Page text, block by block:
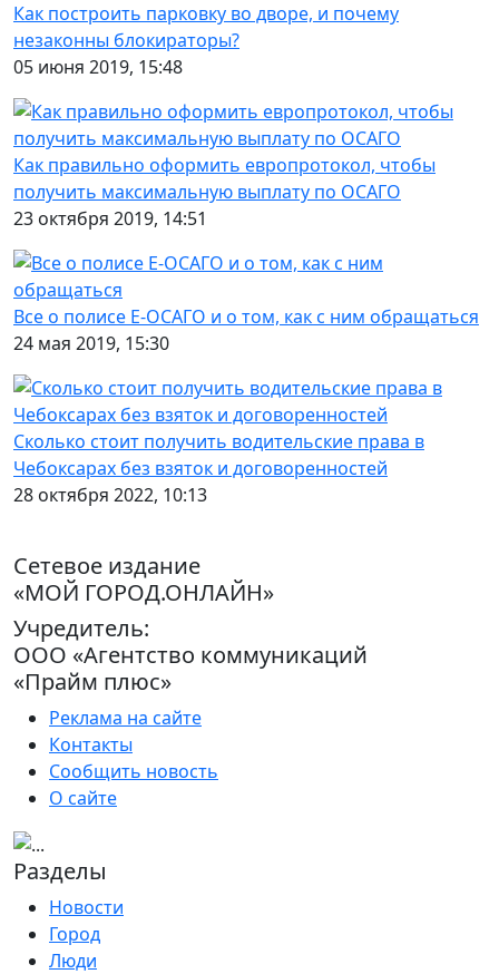
Как построить парковку во дворе, и почему
незаконны блокираторы?
05 июня 2019, 15:48
Как правильно оформить европротокол, чтобы
получить максимальную выплату по ОСАГО
23 октября 2019, 14:51
Все о полисе Е-ОСАГО и о том, как с ним обращаться
24 мая 2019, 15:30
Сколько стоит получить водительские права в
Чебоксарах без взяток и договоренностей
28 октября 2022, 10:13
Сетевое издание
«МОЙ ГОРОД.ОНЛАЙН»
Учредитель:
ООО «Агентство коммуникаций
«Прайм плюс»
Реклама на сайте
Контакты
Сообщить новость
О сайте
Разделы
Новости
Город
Люди